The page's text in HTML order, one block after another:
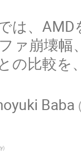
は、
ァ崩壊幅
の比較
Baba
)